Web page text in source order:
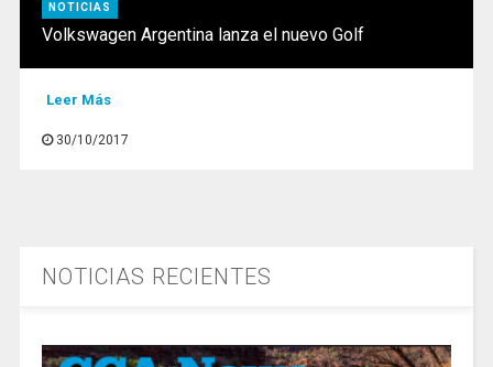
NOTICIAS
Volkswagen Argentina lanza el nuevo Golf
Leer Más
30/10/2017
NOTICIAS RECIENTES